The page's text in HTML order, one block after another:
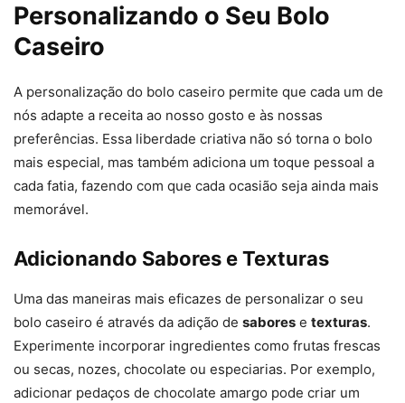
Personalizando o Seu Bolo
Caseiro
A personalização do bolo caseiro permite que cada um de
nós adapte a receita ao nosso gosto e às nossas
preferências. Essa liberdade criativa não só torna o bolo
mais especial, mas também adiciona um toque pessoal a
cada fatia, fazendo com que cada ocasião seja ainda mais
memorável.
Adicionando Sabores e Texturas
Uma das maneiras mais eficazes de personalizar o seu
bolo caseiro é através da adição de sabores e texturas.
Experimente incorporar ingredientes como frutas frescas
ou secas, nozes, chocolate ou especiarias. Por exemplo,
adicionar pedaços de chocolate amargo pode criar um